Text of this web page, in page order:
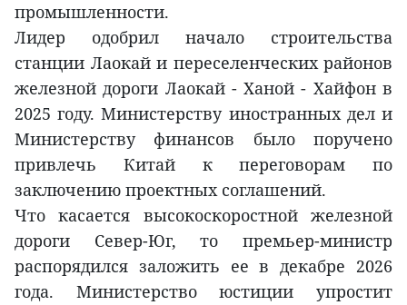
промышленности.
Лидер одобрил начало строительства
станции Лаокай и переселенческих районов
железной дороги Лаокай - Ханой - Хайфон в
2025 году. Министерству иностранных дел и
Министерству финансов было поручено
привлечь Китай к переговорам по
заключению проектных соглашений.
Что касается высокоскоростной железной
дороги Север-Юг, то премьер-министр
распорядился заложить ее в декабре 2026
года. Министерство юстиции упростит